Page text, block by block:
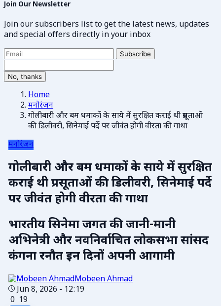
Join Our Newsletter
Join our subscribers list to get the latest news, updates
and special offers directly in your inbox
Subscribe
No, thanks
Home
मनोरंजन
गोलीबारी और बम धमाकों के साये में सुरक्षित कराई थी प्रसूताओं
की डिलीवरी, सिनेमाई पर्दे पर जीवंत होगी वीरता की गाथा
मनोरंजन
गोलीबारी और बम धमाकों के साये में सुरक्षित
कराई थी प्रसूताओं की डिलीवरी, सिनेमाई पर्दे
पर जीवंत होगी वीरता की गाथा
भारतीय सिनेमा जगत की जानी-मानी
अभिनेत्री और नवनिर्वाचित लोकसभा सांसद
कंगना रनौत इन दिनों अपनी आगामी
Mobeen Ahmad
Jun 8, 2026 - 12:19
0 19